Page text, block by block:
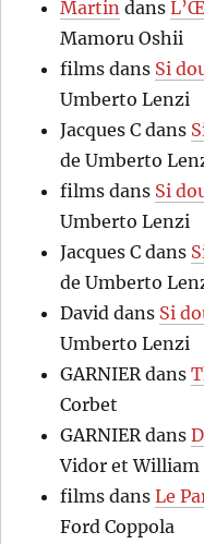
Martin dans
Mamoru Oshii
films dans Si
Umberto Lenzi
Jacques C dans
de Umberto
films dans Si
Umberto Lenzi
Jacques C dans
de Umberto
David dans Si
Umberto Lenzi
GARNIER dans
Corbet
GARNIER dans
Vidor et William
films dansLe
Ford Coppola